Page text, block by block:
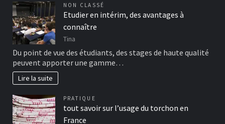
NON CLASSÉ
Etudier en intérim, des avantages à
connaître
Tina
Du point de vue des étudiants, des stages de haute qualité
peuvent apporter une gamme…
Lire la suite
PRATIQUE
tout savoir sur l’usage du torchon en
France